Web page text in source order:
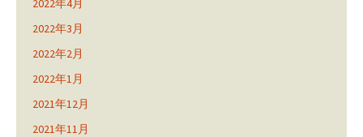
2022年4月
2022年3月
2022年2月
2022年1月
2021年12月
2021年11月